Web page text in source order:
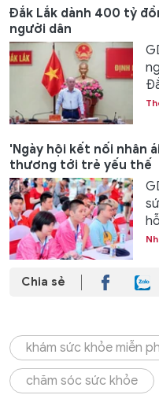
Đắk Lắk dành 400 tỷ
người dân
'Ngày hội kết nối nhân
thương tới trẻ yếu thế
Chia sẻ
khám sức khỏe miễn
chăm sóc sức khỏe